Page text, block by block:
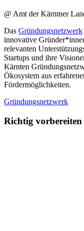
@ Amt der Kärntner
Das Gründungsnetzwerk
innovative
relevanten
Startups und ihre
Kärnten
Ökosystem aus
Fördermöglichkeiten.
Gründungsnetzwerk
Richtig vorbereiten